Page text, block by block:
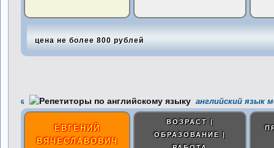
цена не более 800 рублей
6 английский язык
ЕВГЕНИЙ
ВЯЧЕСЛАВОВИЧ
ВОЗРАСТ |
ОБРАЗОВАНИЕ |